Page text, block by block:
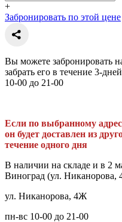
+
Забронировать по этой цене
Вы можете забронировать
забрать его в течение 3-
10-00 до 21-00
Если по выбранному
он будет доставлен из
течение одного дня
В наличии на складе и в 2
Виноград (ул. Никанорова,
ул. Никанорова, 4Ж
пн-вс 10-00 до 21-00